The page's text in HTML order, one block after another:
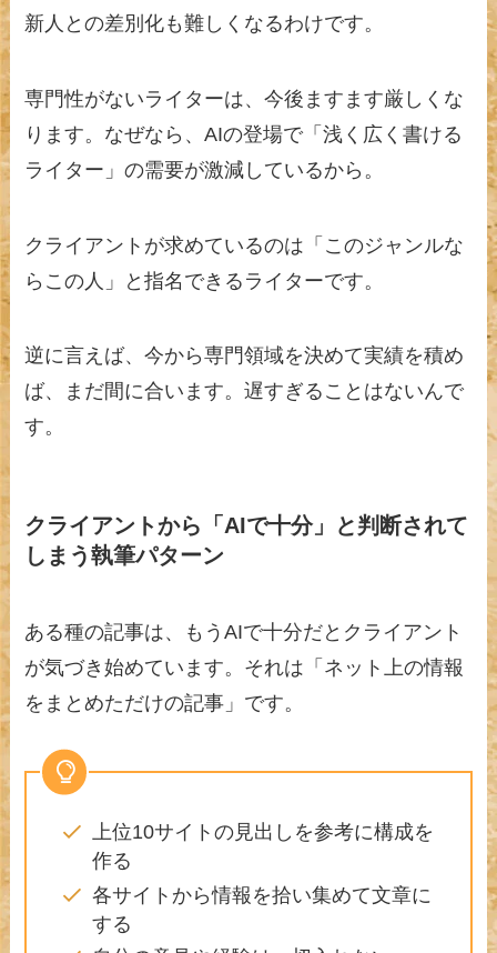
新人との差別化も難しくなるわけです。
専門性がないライターは、今後ますます厳しくな
ります。なぜなら、AIの登場で「浅く広く書ける
ライター」の需要が激減しているから。
クライアントが求めているのは「このジャンルな
らこの人」と指名できるライターです。
逆に言えば、今から専門領域を決めて実績を積め
ば、まだ間に合います。遅すぎることはないんで
す。
クライアントから「AIで十分」と判断されて
しまう執筆パターン
ある種の記事は、もうAIで十分だとクライアント
が気づき始めています。それは「ネット上の情報
をまとめただけの記事」です。
上位10サイトの見出しを参考に構成を
作る
各サイトから情報を拾い集めて文章に
する